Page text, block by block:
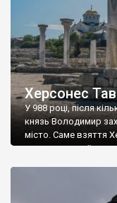
Херсонес
У 988 році, після
князь Володимир
місто. Саме взяття
диктувати свої
Херсонесі
А потім було